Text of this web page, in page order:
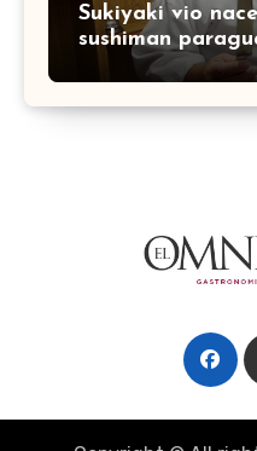
Sukiyaki vio
sushiman